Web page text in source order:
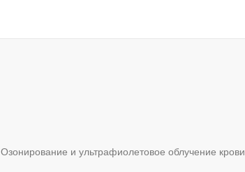
Озонирование и ультрафиолетовое облучение крови